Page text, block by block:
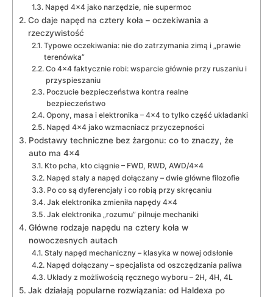
Napęd 4×4 jako narzędzie, nie supermoc
Co daje napęd na cztery koła – oczekiwania a
rzeczywistość
Typowe oczekiwania: nie do zatrzymania zimą i „prawie
terenówka”
Co 4×4 faktycznie robi: wsparcie głównie przy ruszaniu i
przyspieszaniu
Poczucie bezpieczeństwa kontra realne
bezpieczeństwo
Opony, masa i elektronika – 4×4 to tylko część układanki
Napęd 4×4 jako wzmacniacz przyczepności
Podstawy techniczne bez żargonu: co to znaczy, że
auto ma 4×4
Kto pcha, kto ciągnie – FWD, RWD, AWD/4×4
Napęd stały a napęd dołączany – dwie główne filozofie
Po co są dyferencjały i co robią przy skręcaniu
Jak elektronika zmieniła napędy 4×4
Jak elektronika „rozumu” pilnuje mechaniki
Główne rodzaje napędu na cztery koła w
nowoczesnych autach
Stały napęd mechaniczny – klasyka w nowej odsłonie
Napęd dołączany – specjalista od oszczędzania paliwa
Układy z możliwością ręcznego wyboru – 2H, 4H, 4L
Jak działają popularne rozwiązania: od Haldexa po